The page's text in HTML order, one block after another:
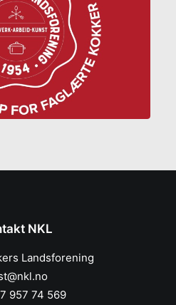
NKL
Landsforening
957 74 569